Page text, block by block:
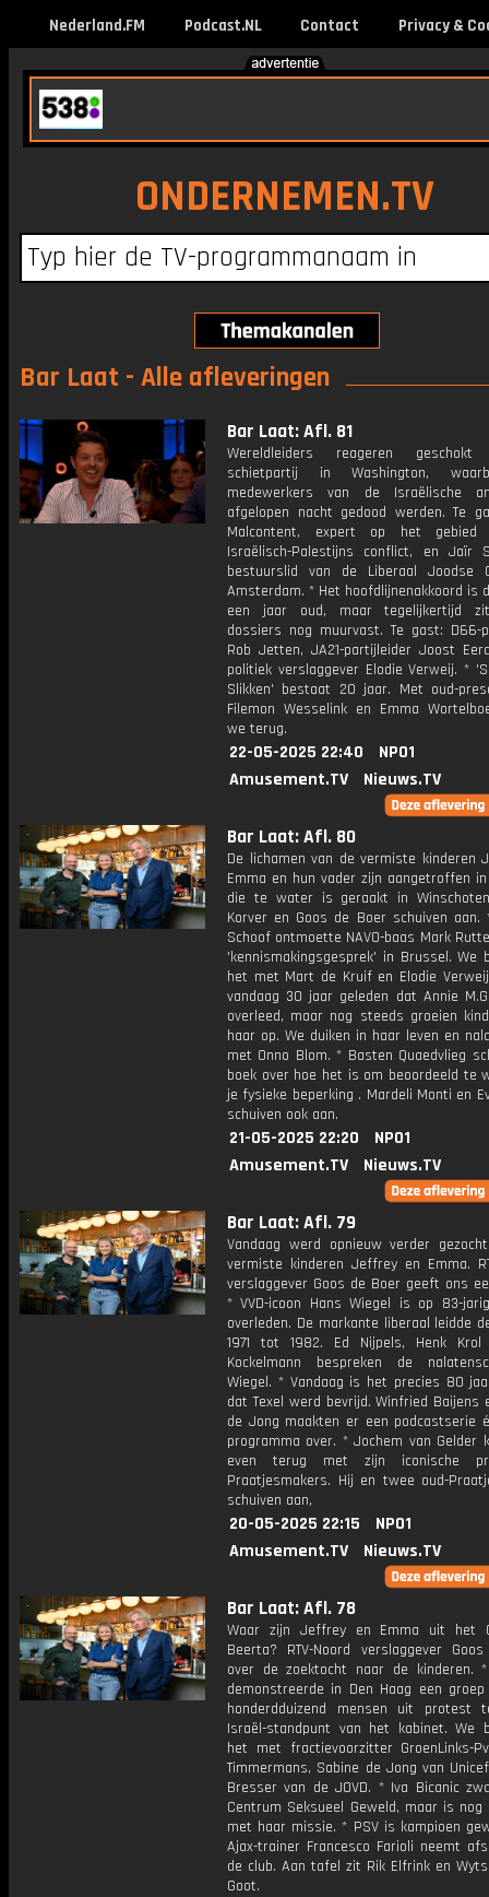
Nederland.FM Podcast.NL Contact Privacy &
ONDERNEMEN.TV
Bar Laat - Alle afleveringen
Bar Laat: Afl. 81
Wereldleiders reageren
schietpartij in Washington,
medewerkers van de Israëlische
afgelopen nacht gedood werden. Te
Malcontent, expert op het
Israëlisch-Palestijns conflict, en Jaïr
bestuurslid van de Liberaal Joodse
Amsterdam. * Het hoofdlijnenakkoord is
een jaar oud, maar tegelijkertijd
dossiers nog muurvast. Te gast: D66-
Rob Jetten, JA21-partijleider Joost
politiek verslaggever Elodie Verweij. *
Slikken' bestaat 20 jaar. Met oud-
Filemon Wesselink en Emma
we terug.
22-05-2025 22:40
NPO1
Amusement.TV
Nieuws.TV
Bar Laat: Afl. 80
De lichamen van de vermiste kinderen
Emma en hun vader zijn aangetroffen
die te water is geraakt in
Korver en Goos de Boer schuiven aan.
Schoof ontmoette NAVO-baas Mark
'kennismakingsgesprek' in Brussel. We
het met Mart de Kruif en Elodie
vandaag 30 jaar geleden dat Annie
overleed, maar nog steeds groeien
haar op. We duiken in haar leven en
met Onno Blom. * Basten Quaedvlieg
boek over hoe het is om beoordeeld te
je fysieke beperking . Mardeli Monti en
schuiven ook aan.
21-05-2025 22:20
NPO1
Amusement.TV
Nieuws.TV
Bar Laat: Afl. 79
Vandaag werd opnieuw verder
vermiste kinderen Jeffrey en Emma.
verslaggever Goos de Boer geeft ons
* VVD-icoon Hans Wiegel is op 83-
overleden. De markante liberaal leidde
1971 tot 1982. Ed Nijpels, Henk
Kockelmann bespreken de
Wiegel. * Vandaag is het precies 80
dat Texel werd bevrijd. Winfried Baijens
de Jong maakten er een podcastserie
programma over. * Jochem van Gelder
even terug met zijn iconische
Praatjesmakers. Hij en twee oud-
schuiven aan,
20-05-2025 22:15
NPO1
Amusement.TV
Nieuws.TV
Bar Laat: Afl. 78
Waar zijn Jeffrey en Emma uit het
Beerta? RTV-Noord verslaggever
over de zoektocht naar de kinderen.
demonstreerde in Den Haag een
honderdduizend mensen uit protest
Israël-standpunt van het kabinet. We
het met fractievoorzitter GroenLinks-
Timmermans, Sabine de Jong van
Bresser van de JOVD. * Iva Bicanic
Centrum Seksueel Geweld, maar is
met haar missie. * PSV is kampioen
Ajax-trainer Francesco Farioli neemt
de club. Aan tafel zit Rik Elfrink en
Goot.